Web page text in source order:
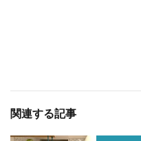
関連する記事